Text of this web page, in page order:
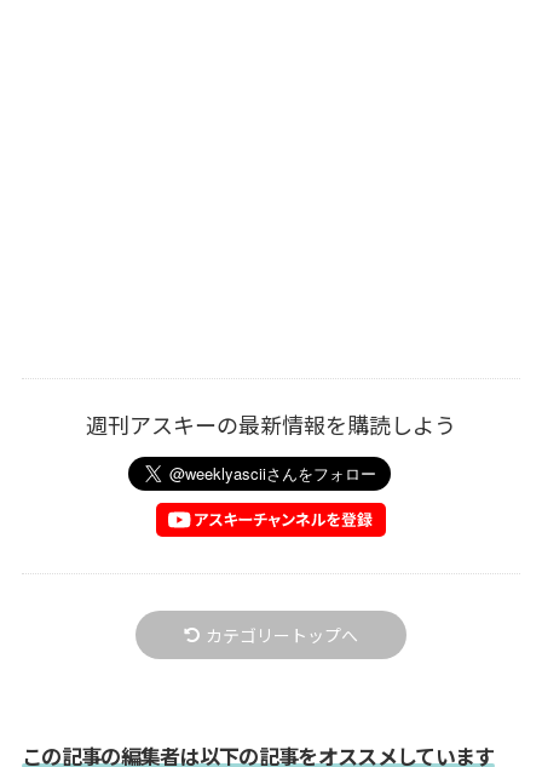
週刊アスキーの最新情報を購読しよう
カテゴリートップへ
この記事の編集者は以下の記事をオススメしています